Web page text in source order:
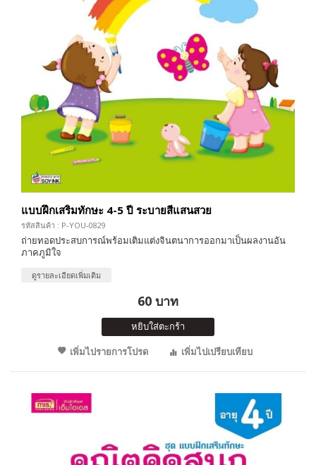
แบบฝึกเสริมทักษะ 4-5 ปี ระบายสีแสนสวย
รหัสสินค้า : P-YOU-0829
ถ่ายทอดประสบการณ์พร้อมเติมแต่งจินตนาการออกมาเป็นผลงานอัน
ภาคภูมิใจ
ดูรายละเอียดเพิ่มเติม
60 บาท
หยิบใส่ตะกร้า
เพิ่มไปรายการโปรด
เพิ่มไปเปรียบเทียบ